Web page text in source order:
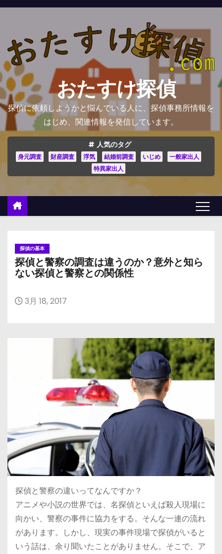
コ
ツ
へ
ス
キ
ッ
プ
おたすけ探偵
探偵に依頼しようかと悩んでいる人に、探偵事務所情報を
はじめ、関連情報を発信しています。
人気のタグ
身元調査 財産調査 浮気 結婚前調査 いじめ
一般家出人
特異家出人
探偵の基本
探偵と警察の調査は違うのか？意外と知ら
ない探偵と警察との関係性
3月 18, 2017
探偵と警察の違いってなんですか？
アニメや小説の世界では、名探偵といえば殺人現場に
向かい、警察の事件に協力をする。そんな一連の流れ
があります。
しかし、現実の事件現場で探偵がいると
いう話は、余り聞いたことがありません。 そこで、ア